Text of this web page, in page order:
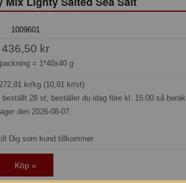
1009601
436,50 kr
= 1*40x40 g
kr/kg (10,91 kr/st)
28 st, beställer du idag före kl. 15:00 så
den 2026-08-07.
Dig som kund tillkommer.
Köp »